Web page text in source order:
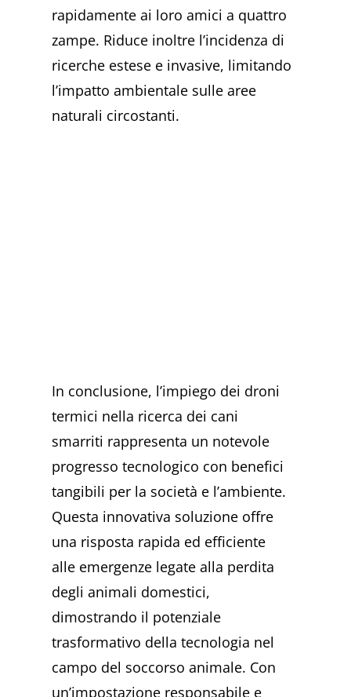
rapidamente ai loro amici a quattro
zampe. Riduce inoltre l’incidenza di
ricerche estese e invasive, limitando
l’impatto ambientale sulle aree
naturali circostanti.
In conclusione, l’impiego dei droni
termici nella ricerca dei cani
smarriti rappresenta un notevole
progresso tecnologico con benefici
tangibili per la società e l’ambiente.
Questa innovativa soluzione offre
una risposta rapida ed efficiente
alle emergenze legate alla perdita
degli animali domestici,
dimostrando il potenziale
trasformativo della tecnologia nel
campo del soccorso animale. Con
un’impostazione responsabile e